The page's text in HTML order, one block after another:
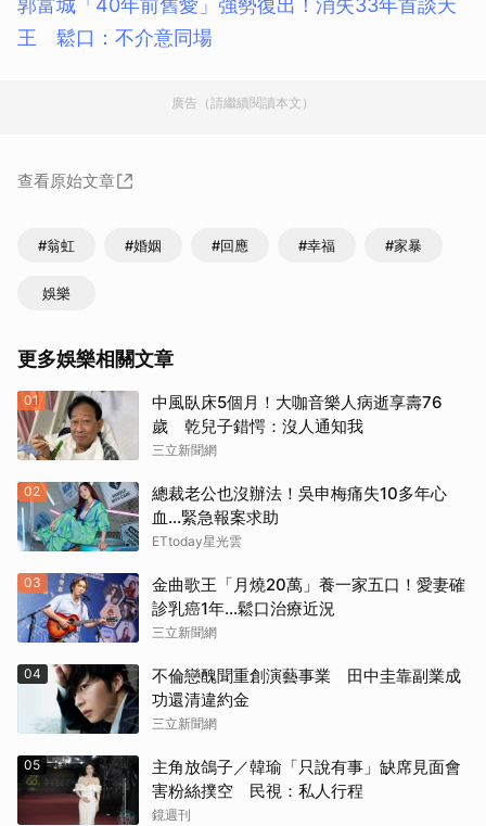
郭富城「40年前舊愛」強勢復出！消失33年首談天
王 鬆口：不介意同場
廣告（請繼續閱讀本文）
查看原始文章
#翁虹 #婚姻 #回應 #幸福 #家暴
娛樂
更多娛樂相關文章
01
中風臥床5個月！大咖音樂人病逝享壽76
歲 乾兒子錯愕：沒人通知我
三立新聞網
02
總裁老公也沒辦法！吳申梅痛失10多年心
血...緊急報案求助
ETtoday星光雲
03
金曲歌王「月燒20萬」養一家五口！愛妻確
診乳癌1年…鬆口治療近況
三立新聞網
04
不倫戀醜聞重創演藝事業 田中圭靠副業成
功還清違約金
三立新聞網
05
主角放鴿子／韓瑜「只說有事」缺席見面會
害粉絲撲空 民視：私人行程
鏡週刊